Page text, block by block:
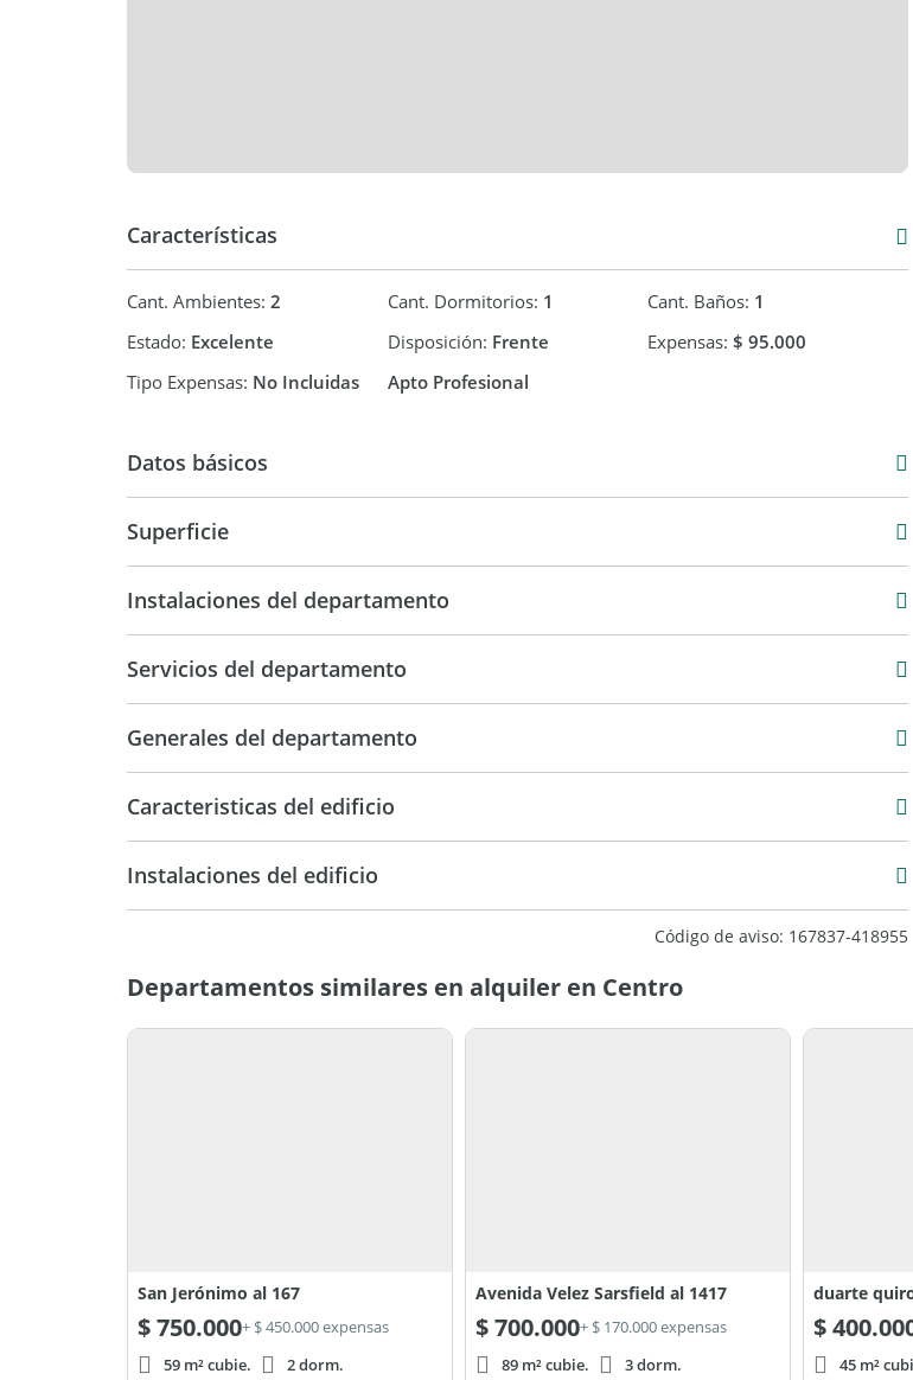
Características
Cant. Ambientes: 2 Cant. Dormitorios: 1 Cant. Baños: 1
Estado: Excelente Disposición: Frente Expensas:$ 95.000
Tipo Expensas: No Incluidas Apto Profesional
Datos básicos
Departamento
Superficie
Instalaciones del departamento
Servicios del departamento
Generales del departamento
Caracteristicas del edificio
Instalaciones del edificio
Código de aviso: 167837-418955
Departamentos similares en alquiler en Centro
San Jerónimo al 167
$750.000+ $ 450.000 expensas
59 m² cubie.
2 dorm.
Avenida Velez Sarsfield al 1417
$700.000+ $ 170.000 expensas
89 m² cubie.
3 dorm.
duarte
$
45 m²